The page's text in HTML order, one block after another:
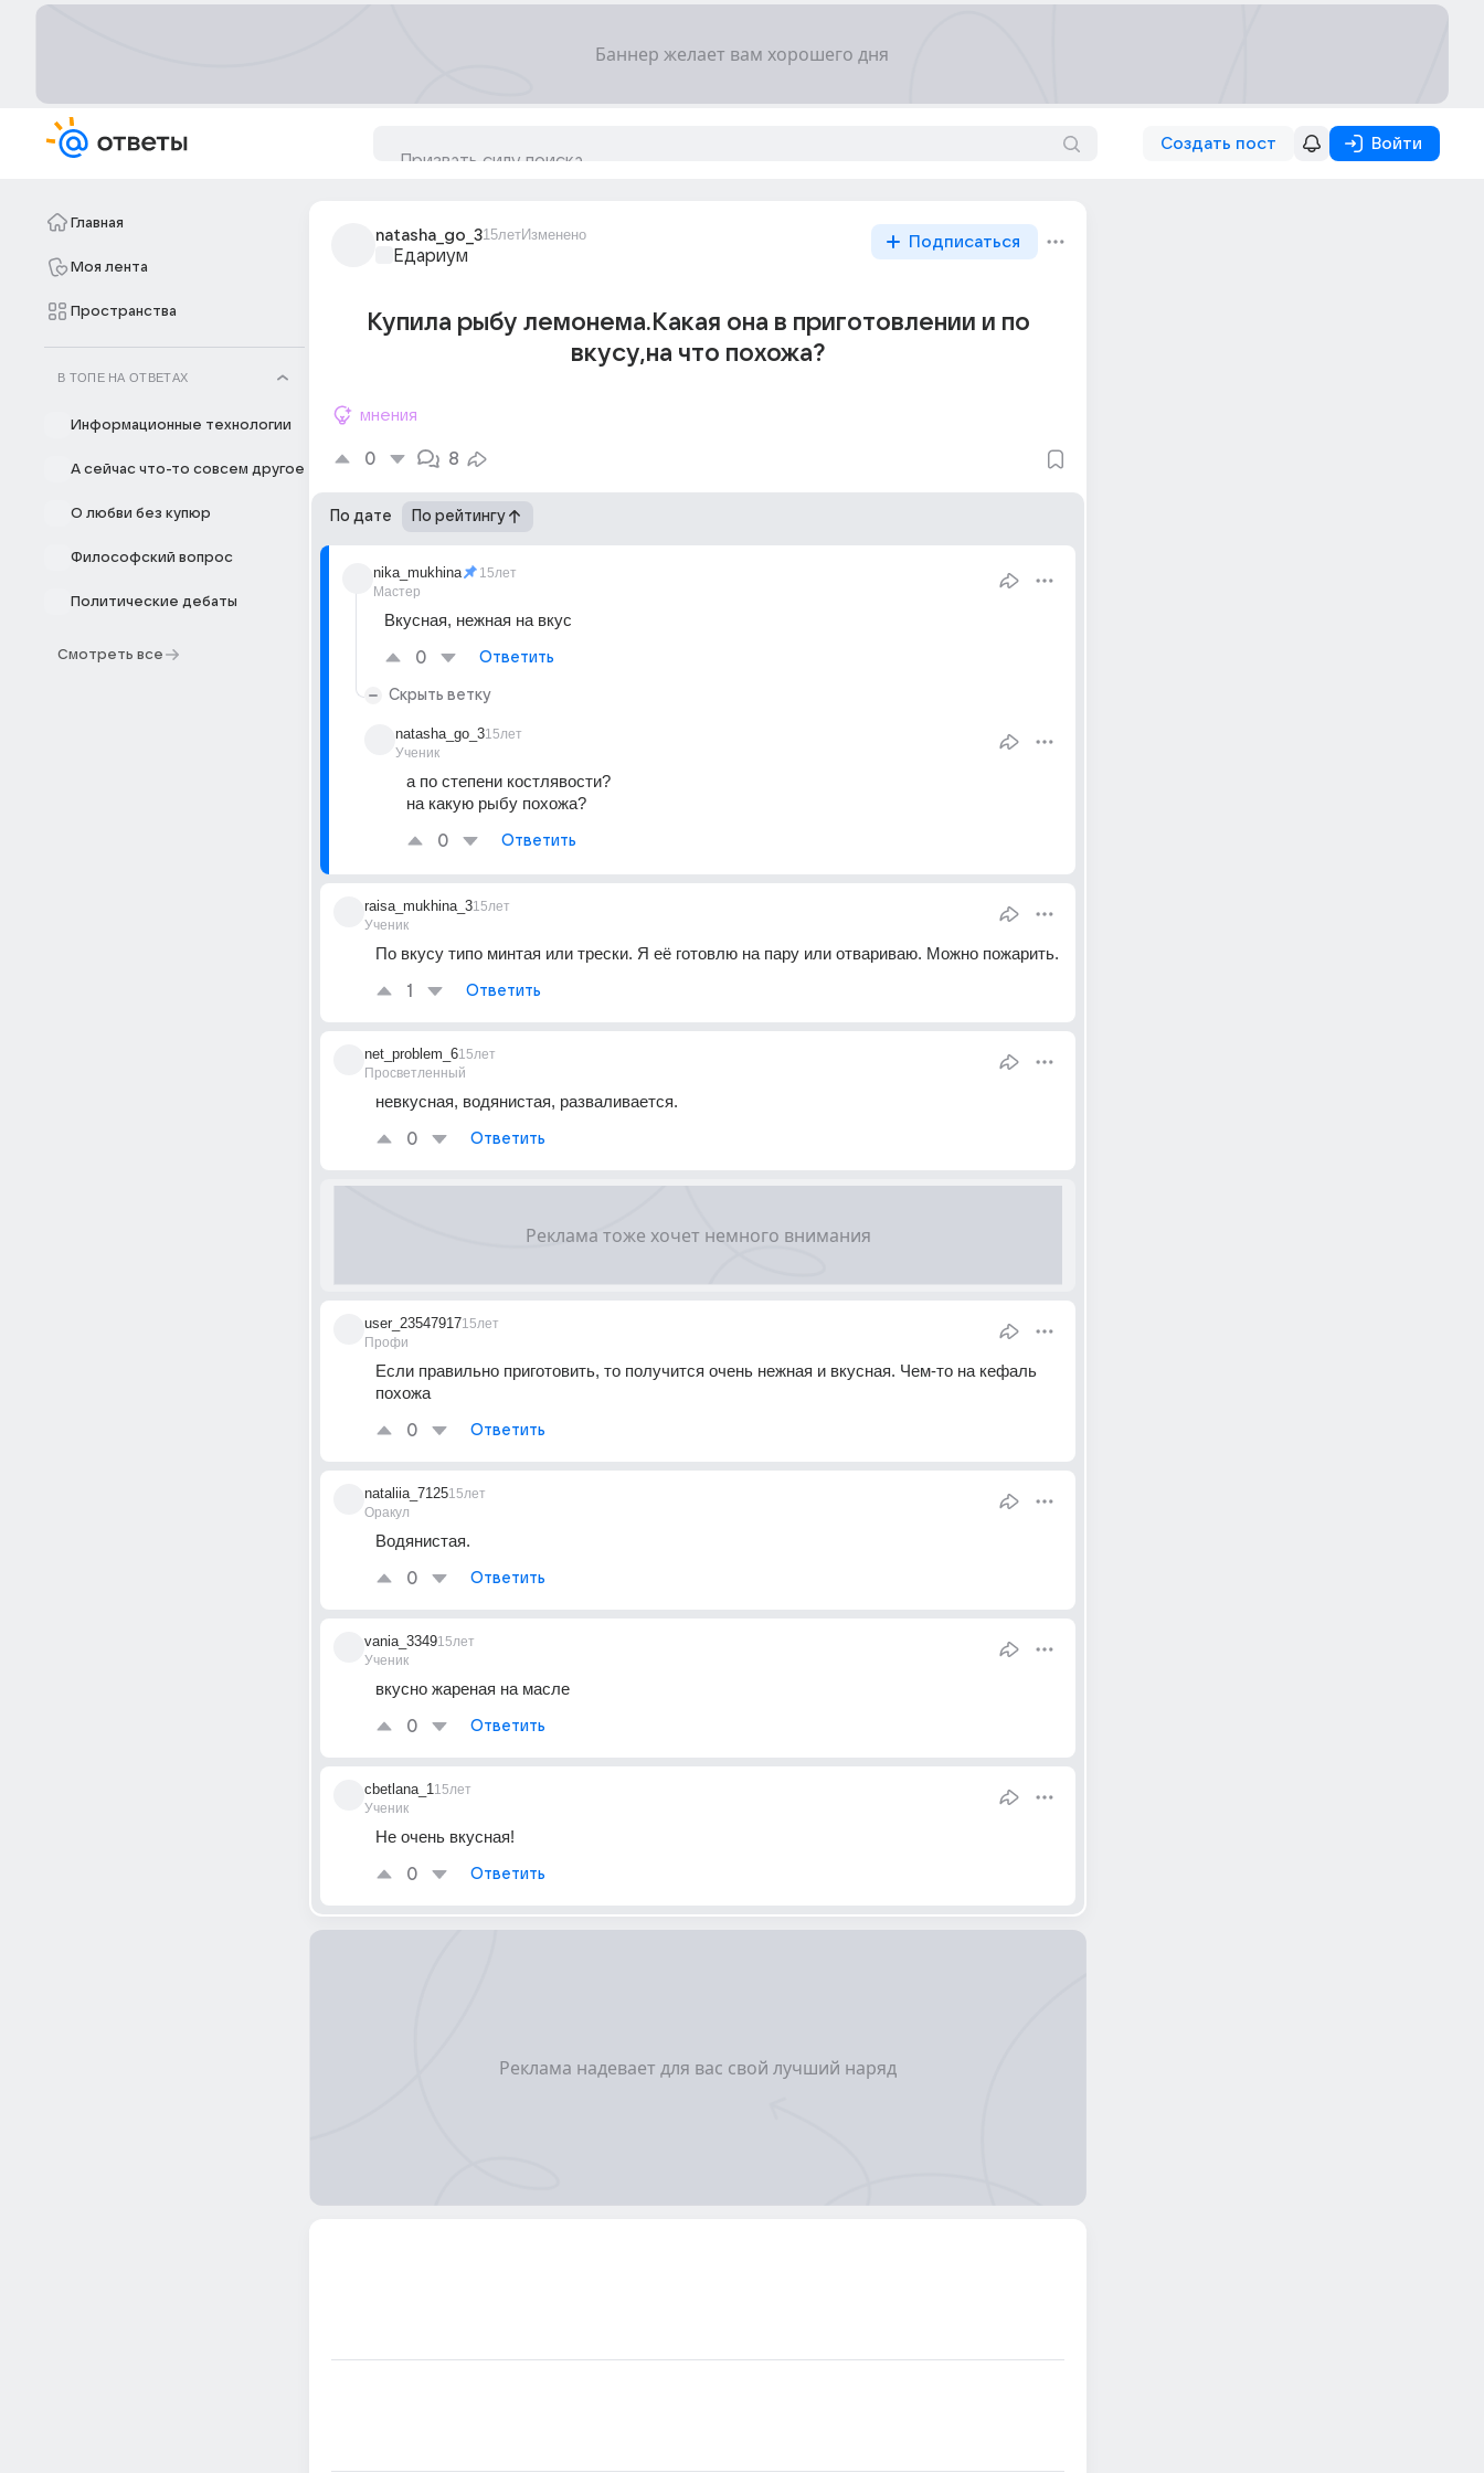
Создать пост Войти
Главная
Моя лента
Пространства
В ТОПЕ НА ОТВЕТАХ
Информационные технологии
А сейчас что-то совсем другое
О любви без купюр
Философский вопрос
Политические дебаты
Смотреть все
natasha_go_315летИзменено
Едариум
Подписаться
Купила рыбу лемонема.Какая она в приготовлении и по
вкусу,на что похожа?
мнения
0 8
По дате По рейтингу
nika_mukhina
Мастер
15лет
Вкусная, нежная на вкус
0 Ответить
Скрыть ветку
natasha_go_3
Ученик
15лет
а по степени костлявости?
на какую рыбу похожа?
0 Ответить
raisa_mukhina_3
Ученик
15лет
По вкусу типо минтая или трески. Я её готовлю на пару или отвариваю. Можно пожарить.
1 Ответить
net_problem_6
Просветленный
15лет
невкусная, водянистая, разваливается.
0 Ответить
user_23547917
Профи
15лет
Если правильно приготовить, то получится очень нежная и вкусная. Чем-то на кефаль
похожа
0 Ответить
nataliia_7125
Оракул
15лет
Водянистая.
0 Ответить
vania_3349
Ученик
15лет
вкусно жареная на масле
0 Ответить
cbetlana_1
Ученик
15лет
Не очень вкусная!
0 Ответить